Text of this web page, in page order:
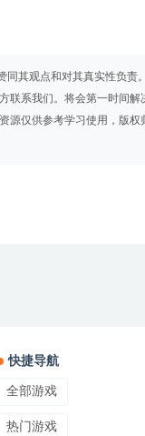
其观点和对其真实性负
联系我们。将会第一时间
源仅供参考学习使用，版
快捷导航
全部游戏
热门游戏